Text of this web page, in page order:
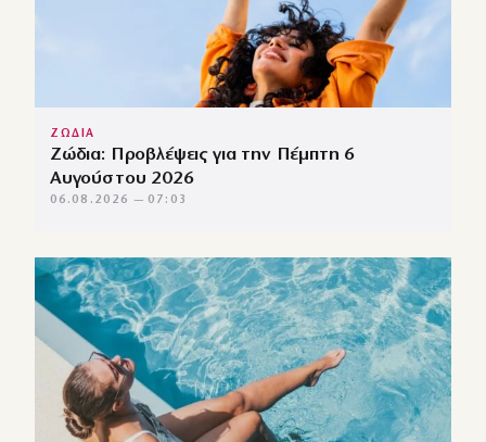
ΖΩΔΙΑ
Ζώδια: Προβλέψεις για την Πέμπτη 6
Αυγούστου 2026
06.08.2026 — 07:03